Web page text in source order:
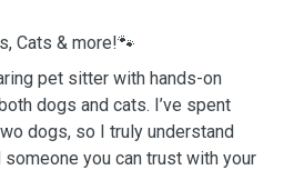
Cats & more!🐾
pet sitter with hands-on
dogs and cats. I’ve spent
dogs, so I truly understand
you can trust with your